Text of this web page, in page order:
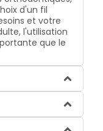
d'un fil
et votre
l'utilisation
que le